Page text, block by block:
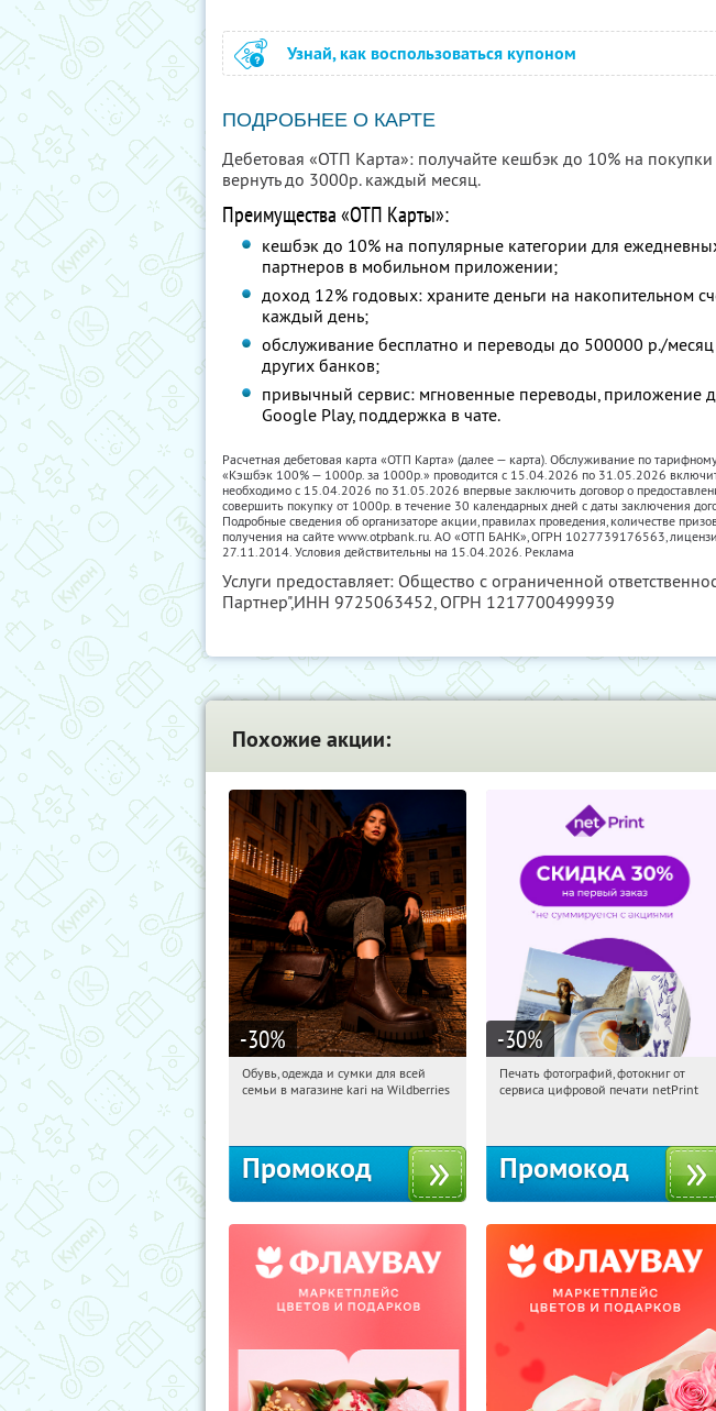
Узнай, как воспользоваться купоном
ПОДРОБНЕЕ О КАРТЕ
Дебетовая «ОТП Карта»: получайте кешбэк до 10% на
вернуть до 3000р. каждый месяц.
Преимущества «ОТП Карты»:
кешбэк до 10% на популярные категории для
партнеров в мобильном приложении;
доход 12% годовых: храните деньги на накопительном
каждый день;
обслуживание бесплатно и переводы до 500000 р./
других банков;
привычный сервис: мгновенные переводы, приложение
Google Play, поддержка в чате.
Расчетная дебетовая карта «ОТП Карта» (далее — карта). Обслуживание по
«Кэшбэк 100% — 1000р. за 1000р.» проводится с 15.04.2026 по 31.05.2026
необходимо с 15.04.2026 по 31.05.2026 впервые заключить договор о
совершить покупку от 1000р. в течение 30 календарных дней с даты заключения
Подробные сведения об организаторе акции, правилах проведения, количестве
получения на сайте www.otpbank.ru. АО «ОТП БАНК», ОГРН 1027739176563,
27.11.2014. Условия действительны на 15.04.2026. Реклама
Услуги предоставляет: Общество с ограниченной
Партнер",ИНН 9725063452, ОГРН 1217700499939
Похожие акции:
-30%
12:33:56 Получили:
Обувь, одежда и сумки для всей
семьи в магазине kari на Wildberries
Промокод
-30%
12:33:56 Получили:
Печать фотографий, фотокниг от
сервиса цифровой печати netPrint
Промокод